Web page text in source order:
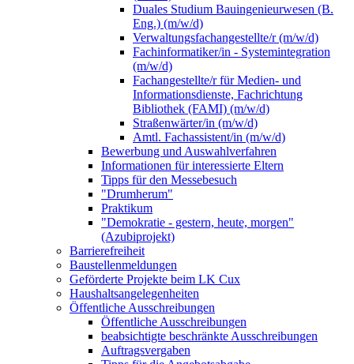
Duales Studium Bauingenieurwesen (B.
Eng.) (m/w/d)
Verwaltungsfachangestellte/r (m/w/d)
Fachinformatiker/in - Systemintegration
(m/w/d)
Fachangestellte/r für Medien- und
Informationsdienste, Fachrichtung
Bibliothek (FAMI) (m/w/d)
Straßenwärter/in (m/w/d)
Amtl. Fachassistent/in (m/w/d)
Bewerbung und Auswahlverfahren
Informationen für interessierte Eltern
Tipps für den Messebesuch
"Drumherum"
Praktikum
"Demokratie - gestern, heute, morgen"
(Azubiprojekt)
Barrierefreiheit
Baustellenmeldungen
Geförderte Projekte beim LK Cux
Haushaltsangelegenheiten
Öffentliche Ausschreibungen
Öffentliche Ausschreibungen
beabsichtigte beschränkte Ausschreibungen
Auftragsvergaben